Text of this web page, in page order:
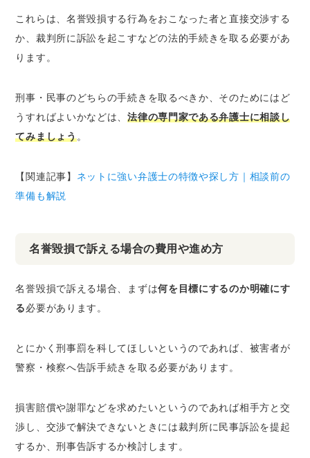
これらは、名誉毀損する行為をおこなった者と直接交渉する
か、裁判所に訴訟を起こすなどの法的手続きを取る必要があ
ります。
刑事・民事のどちらの手続きを取るべきか、そのためにはど
うすればよいかなどは、法律の専門家である弁護士に相談し
てみましょう。
【関連記事】 ネットに強い弁護士の特徴や探し方｜相談前の
準備も解説
名誉毀損で訴える場合の費用や進め方
名誉毀損で訴える場合、まずは何を目標にするのか明確にす
る必要があります。
とにかく刑事罰を科してほしいというのであれば、被害者が
警察・検察へ告訴手続きを取る必要があります。
損害賠償や謝罪などを求めたいというのであれば相手方と交
渉し、交渉で解決できないときには裁判所に民事訴訟を提起
するか、刑事告訴するか検討します。